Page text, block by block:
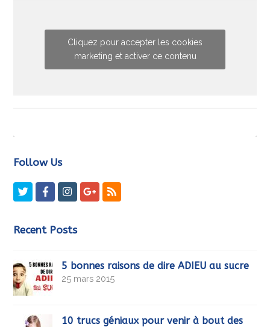
Cliquez pour accepter les cookies
marketing et activer ce contenu
Follow Us
TwitterFacebookInstagramGooglePlus
RSS
Recent Posts
5 bonnes raisons de dire ADIEU au sucre
25 mars 2015
10 trucs géniaux pour venir à bout des